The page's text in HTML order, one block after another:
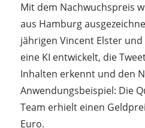
Mit dem Nachwuchspreis
aus Hamburg
jährigen Vincent Elster und
eine KI entwickelt, die
Inhalten erkennt und den
Anwendungsbeispiel: Die
Team erhielt einen
Euro.